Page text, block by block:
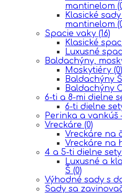
mantinelom
Klasické
mantinelom
Spacie vaky (16)
Klasické
Luxusné
Baldachýny,
Moskytiéry (0)
Baldachýny Š
Baldachýny
6-ti a 8-mi dielne
6-ti dielne
Perinka a vankúš
Vreckáre (0)
Vreckáre na
Vreckáre na
4 a 5-ti dielne
Luxusné a
Š (0)
Výhodné sady s
Sady sa